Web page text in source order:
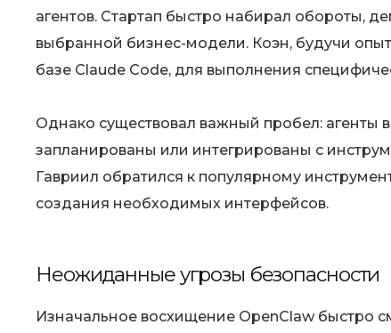
агентов. Стартап быстро набирал обороты,
выбранной бизнес-модели. Коэн, будучи
базе Claude Code, для выполнения
Однако существовал важный пробел: агенты
запланированы или интегрированы с
Гавриил обратился к популярному
создания необходимых интерфейсов.
Неожиданные угрозы безопасности
Изначальное восхищение OpenClaw быстро